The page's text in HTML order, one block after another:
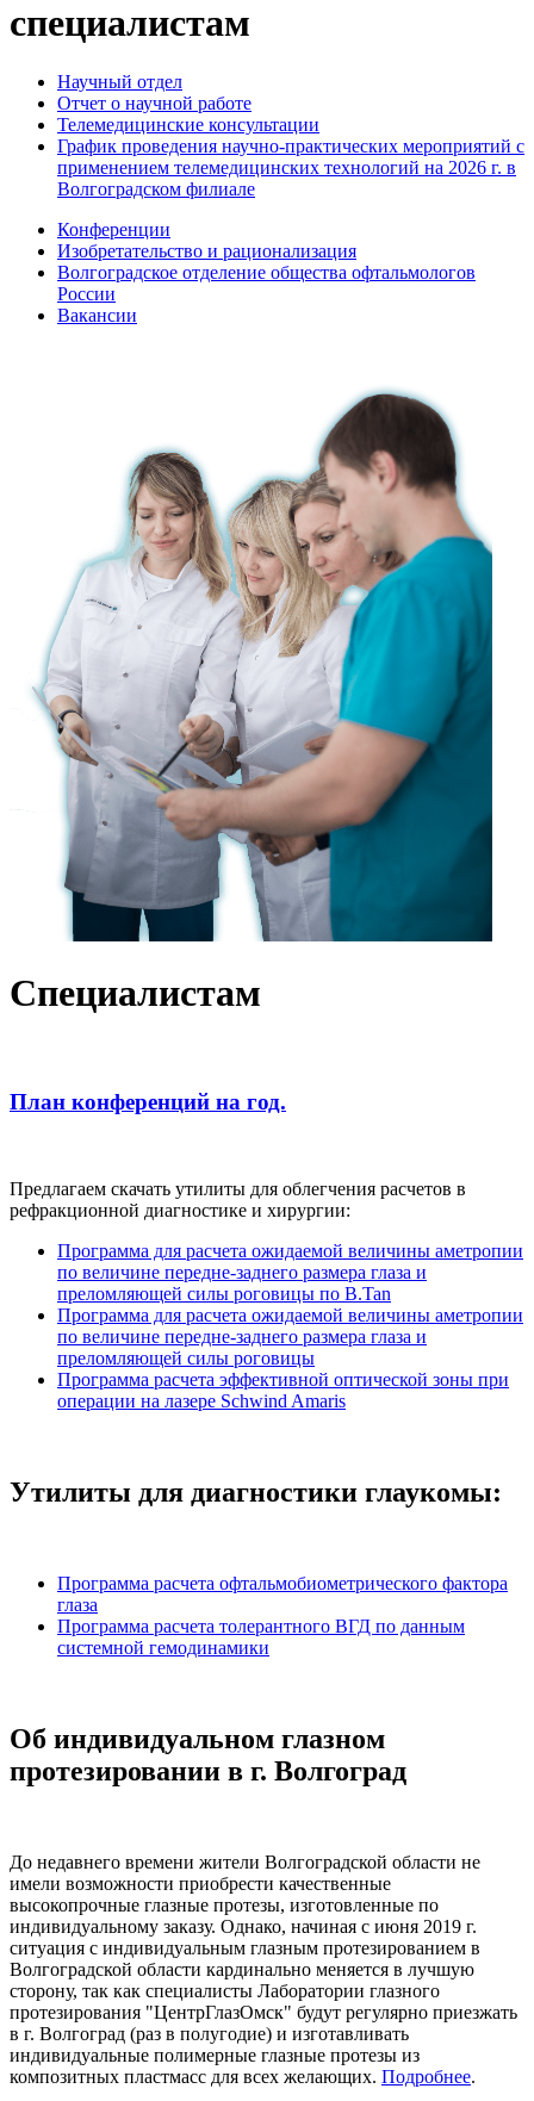
специалистам
Научный отдел
Отчет о научной работе
Телемедицинские консультации
График проведения научно-практических мероприятий с
применением телемедицинских технологий на 2026 г. в
Волгоградском филиале
Конференции
Изобретательство и рационализация
Волгоградское отделение общества офтальмологов
России
Вакансии
Специалистам
План конференций на год.
Предлагаем скачать утилиты для облегчения расчетов в
рефракционной диагностике и хирургии:
Программа для расчета ожидаемой величины аметропии
по величине передне-заднего размера глаза и
преломляющей силы роговицы по B.Tan
Программа для расчета ожидаемой величины аметропии
по величине передне-заднего размера глаза и
преломляющей силы роговицы
Программа расчета эффективной оптической зоны при
операции на лазере Schwind Amaris
Утилиты для диагностики глаукомы:
Программа расчета офтальмобиометрического фактора
глаза
Программа расчета толерантного ВГД по данным
системной гемодинамики
Об индивидуальном глазном
протезировании в г. Волгоград
До недавнего времени жители Волгоградской области не
имели возможности приобрести качественные
высокопрочные глазные протезы, изготовленные по
индивидуальному заказу. Однако, начиная с июня 2019 г.
ситуация с индивидуальным глазным протезированием в
Волгоградской области кардинально меняется в лучшую
сторону, так как специалисты Лаборатории глазного
протезирования "ЦентрГлазОмск" будут регулярно приезжать
в г. Волгоград (раз в полугодие) и изготавливать
индивидуальные полимерные глазные протезы из
композитных пластмасс для всех желающих. Подробнее.